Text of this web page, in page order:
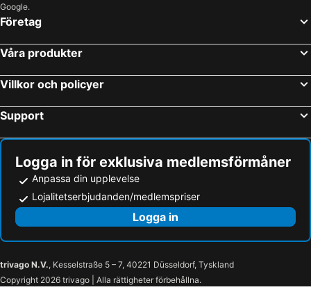
Google.
Företag
Våra produkter
Villkor och policyer
Support
Logga in för exklusiva medlemsförmåner
Anpassa din upplevelse
Lojalitetserbjudanden/medlemspriser
Logga in
trivago N.V., Kesselstraße 5 – 7, 40221 Düsseldorf, Tyskland
Copyright 2026 trivago | Alla rättigheter förbehållna.